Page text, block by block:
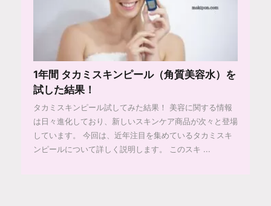
1年間 タカミスキンピール（角質美容水）を
試した結果！
タカミスキンピール試してみた結果！ 美容に関する情報
は日々進化しており、新しいスキンケア商品が次々と登場
しています。 今回は、近年注目を集めているタカミスキ
ンピールについて詳しく説明します。 このスキ ...